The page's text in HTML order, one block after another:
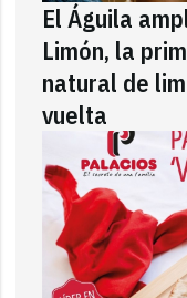
El Águila
Limón, la
natural de
vuelta